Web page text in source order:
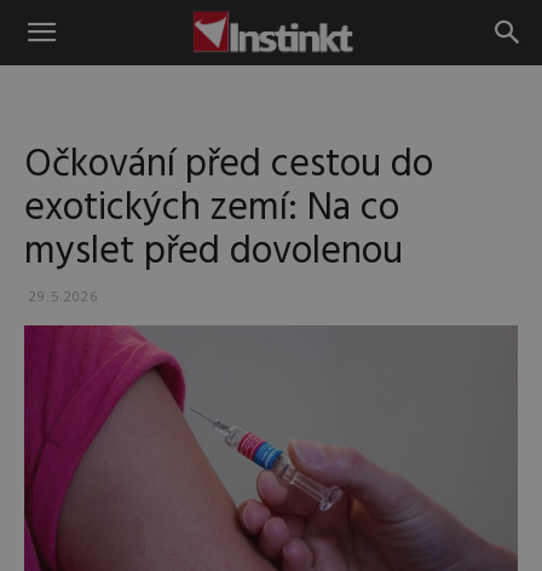
Instinkt
Očkování před cestou do
exotických zemí: Na co
myslet před dovolenou
29.5.2026